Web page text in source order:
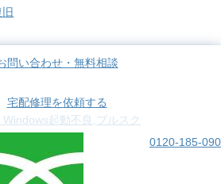
起動不良,ブルスク
問い合わせ・無料相談
宅配修理を依頼する
0120-185-090